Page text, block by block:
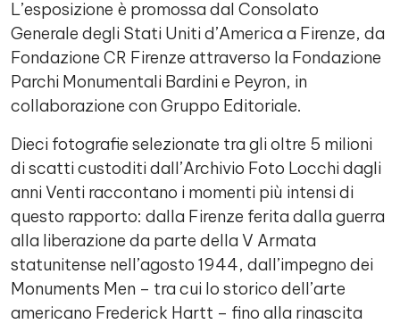
L’esposizione è promossa dal Consolato
Generale degli Stati Uniti d’America a Firenze, da
Fondazione CR Firenze attraverso la Fondazione
Parchi Monumentali Bardini e Peyron, in
collaborazione con Gruppo Editoriale.
Dieci fotografie selezionate tra gli oltre 5 milioni
di scatti custoditi dall’Archivio Foto Locchi dagli
anni Venti raccontano i momenti più intensi di
questo rapporto: dalla Firenze ferita dalla guerra
alla liberazione da parte della V Armata
statunitense nell’agosto 1944, dall’impegno dei
Monuments Men – tra cui lo storico dell’arte
americano Frederick Hartt – fino alla rinascita